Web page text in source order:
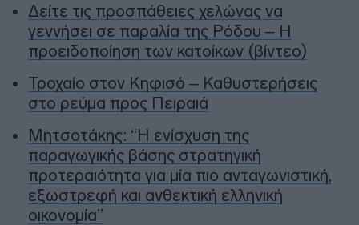
Δείτε τις προσπάθειες χελώνας να
γεννήσει σε παραλία της Ρόδου – Η
προειδοποίηση των κατοίκων (βίντεο)
Τροχαίο στον Κηφισό – Καθυστερήσεις
στο ρεύμα προς Πειραιά
Μητσοτάκης: “Η ενίσχυση της
παραγωγικής βάσης στρατηγική
προτεραιότητα για μία πιο ανταγωνιστική,
εξωστρεφή και ανθεκτική ελληνική
οικονομία”